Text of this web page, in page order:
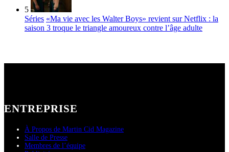
5
Séries «Ma vie avec les Walter Boys» revient sur Netflix : la
saison 3 troque le triangle amoureux contre l’âge adulte
ENTREPRISE
À Propos de Martin Cid Magazine
Salle de Presse
Membres de l’équipe